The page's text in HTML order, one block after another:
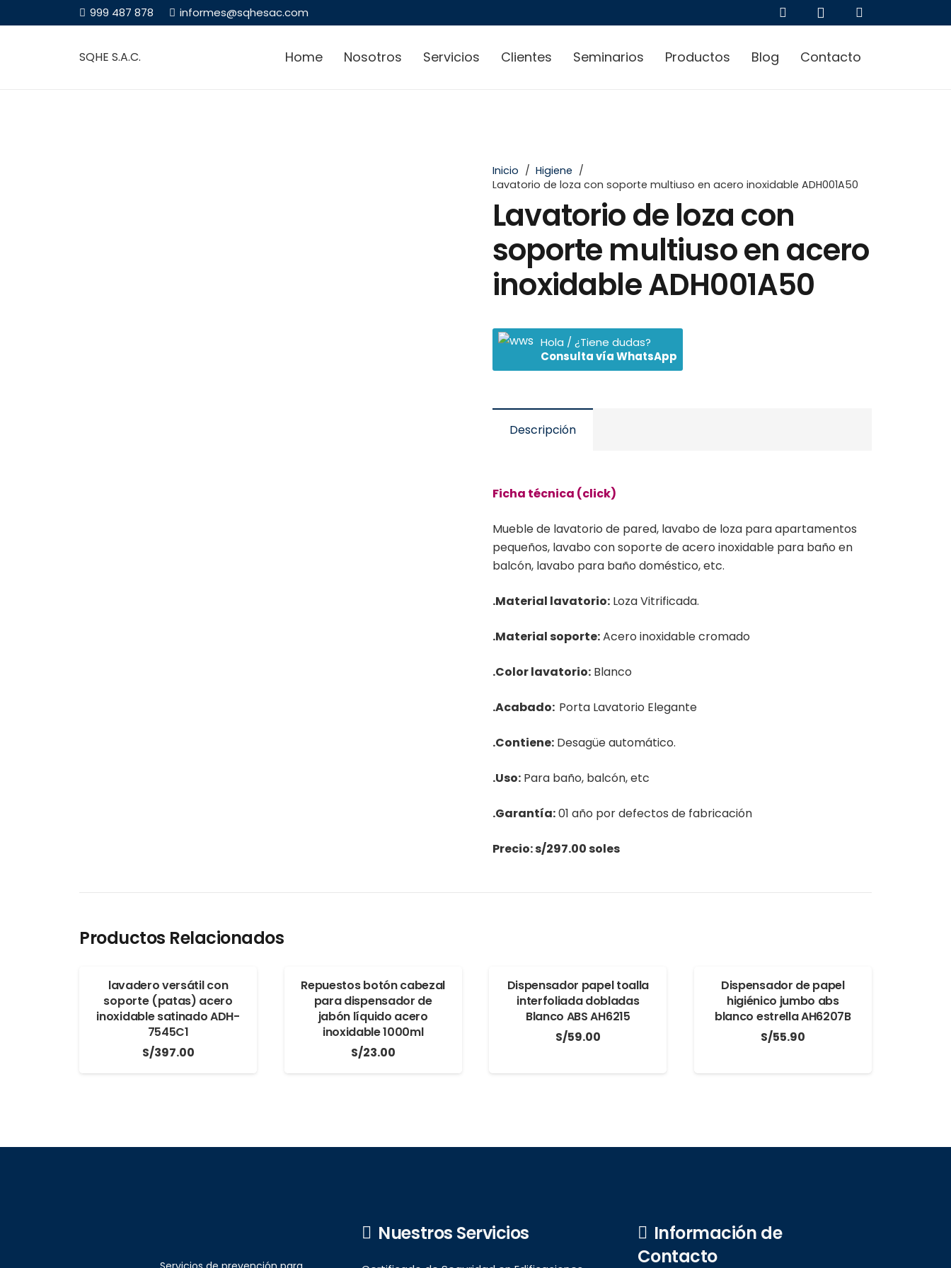
999 487 878 informes@sqhesac.com
SQHE S.A.C. Home Nosotros Servicios Clientes Seminarios Productos Blog Contacto
Inicio / Higiene /
Lavatorio de loza con soporte multiuso en acero inoxidable ADH001A50
Lavatorio de loza con
soporte multiuso en acero
inoxidable ADH001A50
Hola / ¿Tiene dudas?
Consulta vía WhatsApp
Descripción
Ficha técnica (click)
Mueble de lavatorio de pared, lavabo de loza para apartamentos
pequeños, lavabo con soporte de acero inoxidable para baño en
balcón, lavabo para baño doméstico, etc.
.Material lavatorio: Loza Vitrificada.
.Material soporte:Acero inoxidable cromado
.Color lavatorio: Blanco
.Acabado: Porta Lavatorio Elegante
.Contiene: Desagüe automático.
.Uso: Para baño, balcón, etc
.Garantía:01 año por defectos de fabricación
Precio: s/297.00 soles
Productos Relacionados
lavadero versátil con
soporte (patas) acero
inoxidable satinado ADH-
7545C1
S/397.00
Repuestos botón cabezal
para dispensador de
jabón líquido acero
inoxidable 1000ml
S/23.00
Dispensador papel toalla
interfoliada dobladas
Blanco ABS AH6215
S/59.00
Dispensador de papel
higiénico jumbo abs
blanco estrella AH6207B
S/55.90
Nuestros Servicios
Información de
Contacto